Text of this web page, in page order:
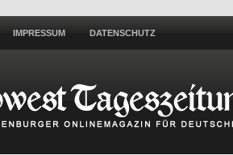
IMPRESSUM DATENSCHUTZ